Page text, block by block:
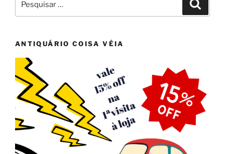
por:
ANTIQUÁRIO COISA VÉIA